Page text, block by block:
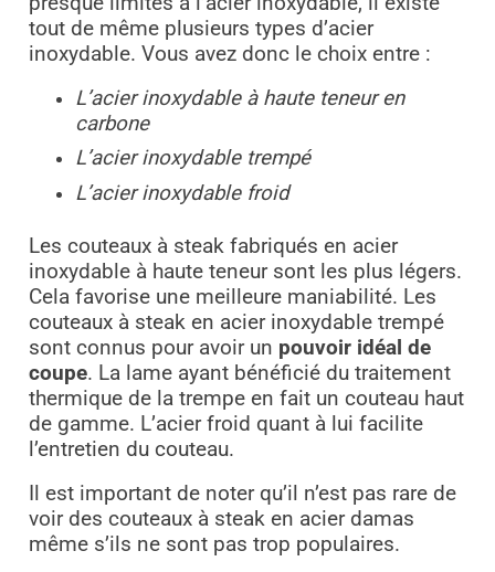
tout de même plusieurs types d’acier
inoxydable. Vous avez donc le choix entre :
L’acier inoxydable à haute teneur en
carbone
L’acier inoxydable trempé
L’acier inoxydable froid
Les couteaux à steak fabriqués en acier
inoxydable à haute teneur sont les plus légers.
Cela favorise une meilleure maniabilité. Les
couteaux à steak en acier inoxydable trempé
sont connus pour avoir un pouvoir idéal de
coupe. La lame ayant bénéficié du traitement
thermique de la trempe en fait un couteau haut
de gamme. L’acier froid quant à lui facilite
l’entretien du couteau.
Il est important de noter qu’il n’est pas rare de
voir des couteaux à steak en acier damas
même s’ils ne sont pas trop populaires.